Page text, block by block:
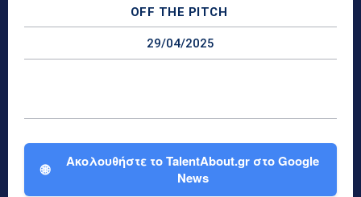
OFF THE PITCH
29/04/2025
🌐
Ακολουθήστε το TalentAbout.gr στο Google
News